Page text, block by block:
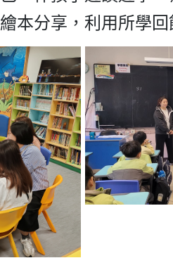
本分享，利用所學回